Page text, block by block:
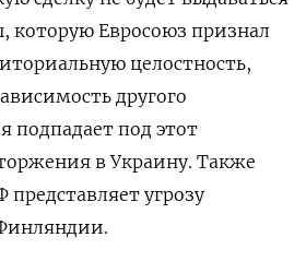
которую Евросоюз признал
целостность,
другого
подпадает под этот
в Украину. Также
представляет угрозу